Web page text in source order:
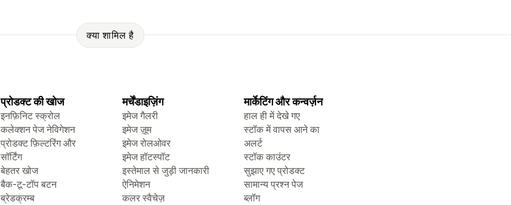
क्या शामिल है
प्रोडक्ट की खोज
इनफ़िनिट स्क्रोल
कलेक्शन पेज नेविगेशन
प्रोडक्ट फ़िल्टरिंग और
सॉर्टिंग
बेहतर खोज
बैक-टू-टॉप बटन
ब्रेडक्रम्ब
मर्चेंडाइज़िंग
इमेज गैलरी
इमेज ज़ूम
इमेज रोलओवर
इमेज हॉटस्पॉट
इस्तेमाल से जुड़ी जानकारी
ऐनिमेशन
कलर स्वैचेज़
मार्केटिंग और कन्वर्ज़न
हाल ही में देखे गए
स्टॉक में वापस आने का
अलर्ट
स्टॉक काउंटर
सुझाए गए प्रोडक्ट
सामान्य प्रश्न पेज
ब्लॉग